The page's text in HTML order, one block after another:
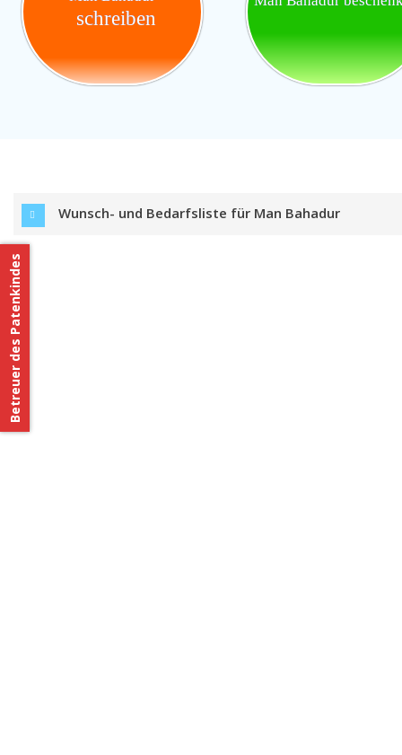
schreiben
Wunsch- und Bedarfsliste für Man Bahadur
Betreuer des Patenkindes